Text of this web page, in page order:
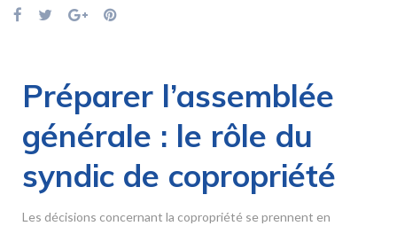
Préparer l’assemblée
générale : le rôle du
syndic de copropriété
Les décisions concernant la copropriété se prennent en